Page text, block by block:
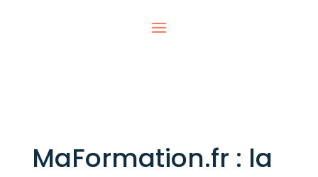
MaFormation.fr : la